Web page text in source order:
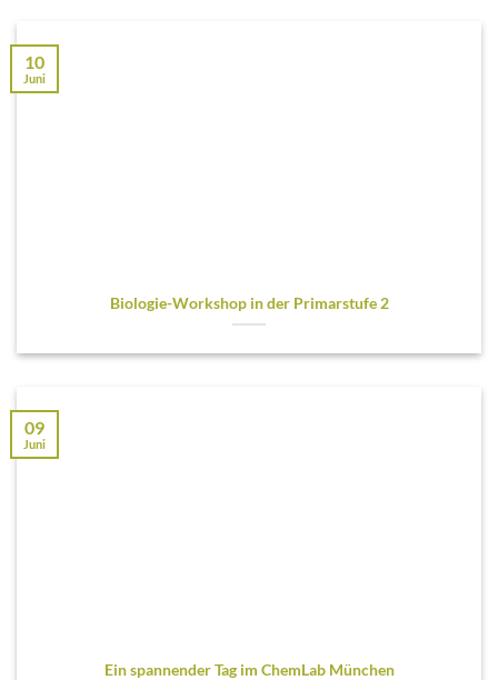
Biologie-Workshop in der Primarstufe 2
10
Juni
Ein spannender Tag im ChemLab München
09
Juni